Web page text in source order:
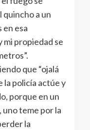
quincho a un
en esa
propiedad se
que “ojalá
la policía actúe y
porque en un
uno teme por la
la